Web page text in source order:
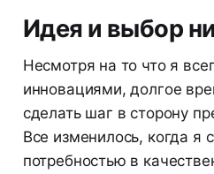
Идея и выбор
Несмотря на то что я
инновациями, долгое
сделать шаг в сторону
Все изменилось, когда я
потребностью в